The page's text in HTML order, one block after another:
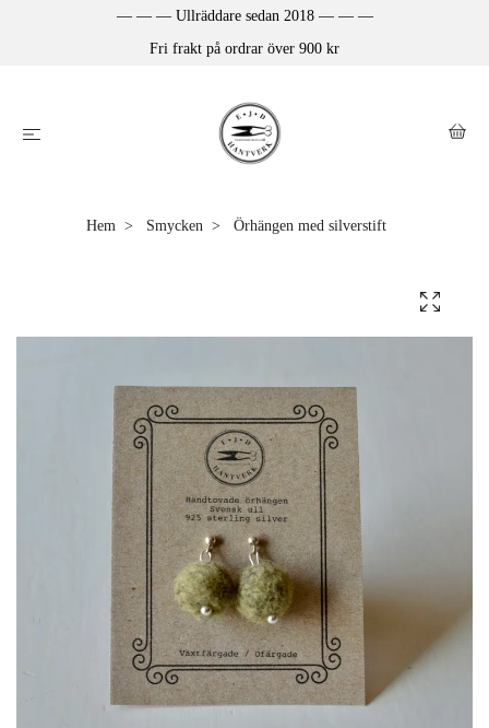
— — — Ullräddare sedan 2018 — — —
Fri frakt på ordrar över 900 kr
Hem Smycken Örhängen med silverstift